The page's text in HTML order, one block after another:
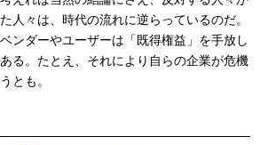
人々は、時代の流れに逆らっているのだ。
ンダーやユーザーは「既得権益」を手放し
る。たとえ、それにより自らの企業が危機
とも。